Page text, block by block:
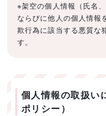
※架空の個人情報（氏名
ならびに他人の個人情報
欺行為に該当する悪質な
す。
個人情報の取扱い
ポリシー）